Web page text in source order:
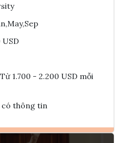
USD
Từ 1.700 - 2.200 USD mỗi
có thông tin